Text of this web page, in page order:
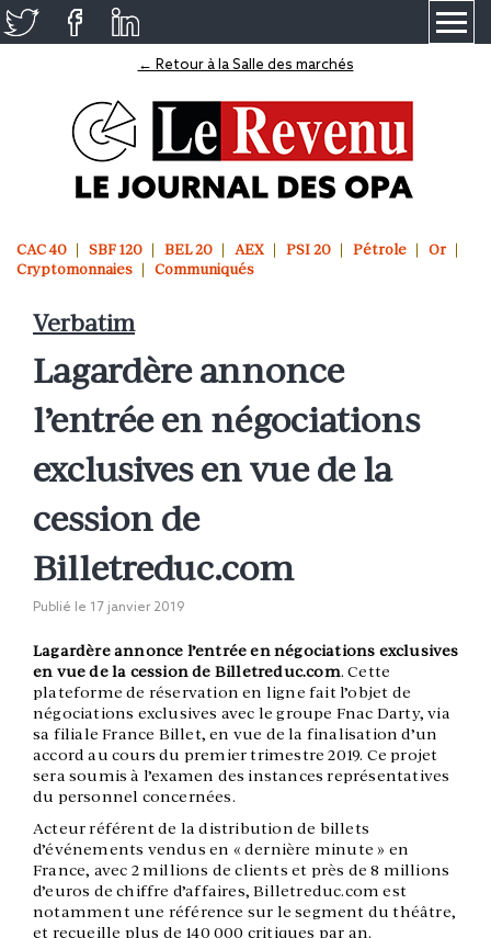
← Retour à la Salle des marchés
CAC 40 SBF 120 BEL 20 AEX PSI 20 Pétrole
Or
Cryptomonnaies
Communiqués
Verbatim
Lagardère annonce
l’entrée en négociations
exclusives en vue de la
cession de
Billetreduc.com
Publié le 17 janvier 2019
Lagardère annonce l’entrée en négociations exclusives
en vue de la cession de Billetreduc.com. Cette
plateforme de réservation en ligne fait l’objet de
négociations exclusives avec le groupe Fnac Darty, via
sa filiale France Billet, en vue de la finalisation d’un
accord au cours du premier trimestre 2019. Ce projet
sera soumis à l’examen des instances représentatives
du personnel concernées.
Acteur référent de la distribution de billets
d’événements vendus en « dernière minute » en
France, avec 2 millions de clients et près de 8 millions
d’euros de chiffre d’affaires, Billetreduc.com est
notamment une référence sur le segment du théâtre,
et recueille plus de 140 000 critiques par an.